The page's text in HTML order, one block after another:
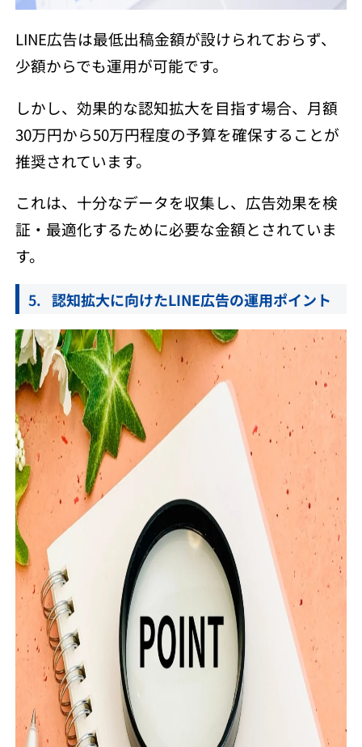
LINE広告は最低出稿金額が設けられておらず、
少額からでも運用が可能です。​
しかし、効果的な認知拡大を目指す場合、月額
30万円から50万円程度の予算を確保することが
推奨されています。​
これは、十分なデータを収集し、広告効果を検
証・最適化するために必要な金額とされていま
す。
認知拡大に向けたLINE広告の運用ポイント